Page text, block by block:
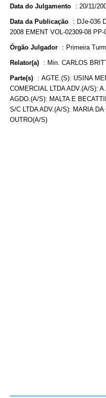
Data do Julgamento : 20/11/
Data da Publicação : DJe-036
2008 EMENT VOL-02309-08 PP-
Órgão Julgador : Primeira
Relator(a) : Min. CARLOS
Parte(s) : AGTE.(S): USINA
COMERCIAL LTDA ADV.(A/S):
AGDO.(A/S): MALTA E
S/C LTDA ADV.(A/S): MARIA
OUTRO(A/S)